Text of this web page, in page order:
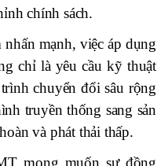
chính sách.
mạnh, việc áp dụng
chỉ là yêu cầu kỹ thuật
chuyển đổi sâu rộng
truyền thống sang sản
và phát thải thấp.
mong muốn sự đồng